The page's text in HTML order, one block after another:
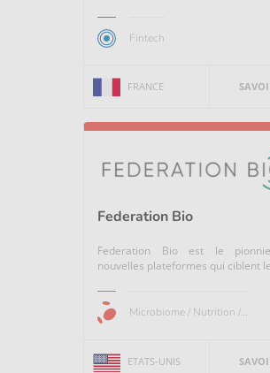
Fintech
FRANCE
Federation Bio
Federation Bio est le
nouvelles plateformes qui ciblent
Microbiome / Nutrition /...
ETATS-UNIS